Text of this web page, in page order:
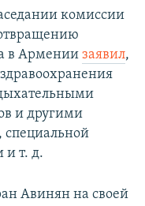
комиссии
в Армении заявил,
и другими
и т. д.
Авинян на своей